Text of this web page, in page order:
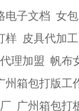
电子文档 女
样 皮具代加
理加盟 帆布
州箱包打版工
广州箱包打